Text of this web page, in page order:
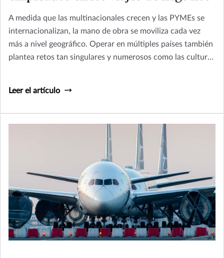
A medida que las multinacionales crecen y las PYMEs se
internacionalizan, la mano de obra se moviliza cada vez
más a nivel geográfico. Operar en múltiples países también
plantea retos tan singulares y numerosos como las culturas
Leer el artículo